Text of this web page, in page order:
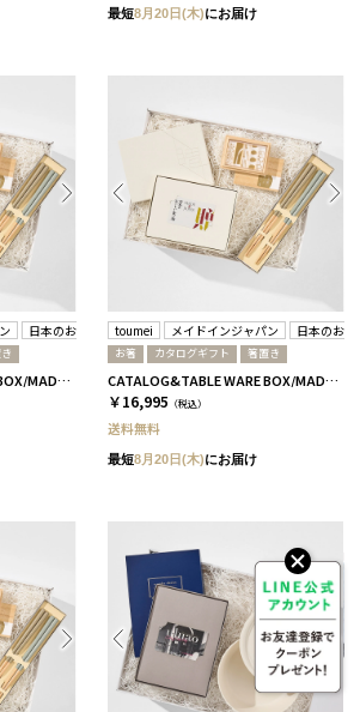
最短8月20日(木)にお届け
日本のおいしい食べ物
CATALOG&TABLE WARE BOX/MADE IN JAPAN/浜色&雲色/ C MJ10＋藍
toumei メイドインジャパン 日本のお
お箸 カタログギフト 箸置き
CATALOG&TABLE WARE BOX/MADE IN JAPAN/浜色&雲色/ C MJ14＋逢
￥16,995 （税込）
送料無料
最短8月20日(木)にお届け